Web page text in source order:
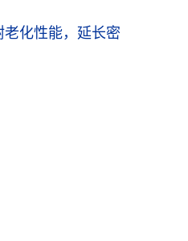
化性能，延长密